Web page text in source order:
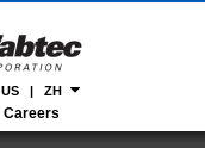
US | ZH
Careers